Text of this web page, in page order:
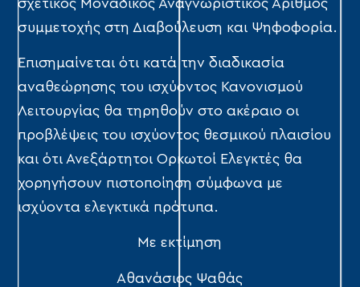
σχετικός Μοναδικός Αναγνωριστικός Αριθμός
συμμετοχής στη Διαβούλευση και Ψηφοφορία.
Επισημαίνεται ότι κατά την διαδικασία
αναθεώρησης του ισχύοντος Κανονισμού
Λειτουργίας θα τηρηθούν στο ακέραιο οι
προβλέψεις του ισχύοντος θεσμικού πλαισίου
και ότι Ανεξάρτητοι Ορκωτοί Ελεγκτές θα
χορηγήσουν πιστοποίηση σύμφωνα με
ισχύοντα ελεγκτικά πρότυπα.
Με εκτίμηση
Αθανάσιος Ψαθάς